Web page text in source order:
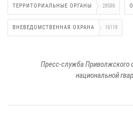
ТЕРРИТОРИАЛЬНЫЕ ОРГАНЫ 28588
ВНЕВЕДОМСТВЕННАЯ ОХРАНА 16118
Пресс-служба Приволжского
национальной